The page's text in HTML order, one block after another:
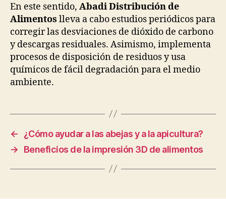
En este sentido, Abadi Distribución de
Alimentos lleva a cabo estudios periódicos para
corregir las desviaciones de dióxido de carbono
y descargas residuales. Asimismo, implementa
procesos de disposición de residuos y usa
químicos de fácil degradación para el medio
ambiente.
←
¿Cómo ayudar a las abejas y a la apicultura?
→
Beneficios de la impresión 3D de alimentos